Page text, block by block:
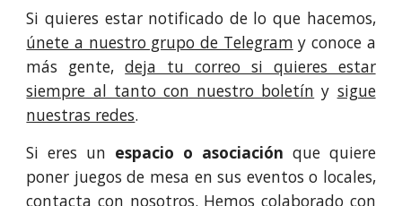
Si quieres estar notificado de lo que hacemos,
únete a nuestro grupo de Telegram y conoce a
más gente,deja tu correo si quieres estar
siempre al tanto con nuestro boletín y sigue
nuestras redes.
Si eres un espacio o asociación que quiere
poner juegos de mesa en sus eventos o locales,
contacta con nosotros. Hemos colaborado con